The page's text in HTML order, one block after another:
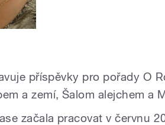
příspěvky pro pořady O
a zemí, Šalom alejchem a
začala pracovat v červnu